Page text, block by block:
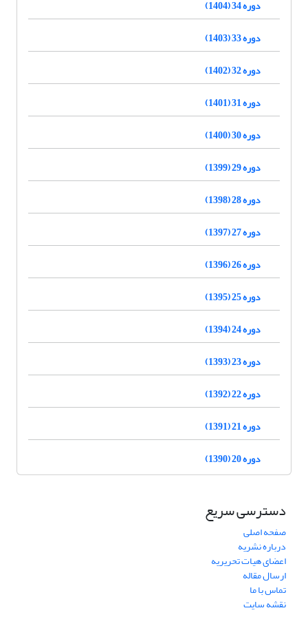
دوره 34 (1404)
دوره 33 (1403)
دوره 32 (1402)
دوره 31 (1401)
دوره 30 (1400)
دوره 29 (1399)
دوره 28 (1398)
دوره 27 (1397)
دوره 26 (1396)
دوره 25 (1395)
دوره 24 (1394)
دوره 23 (1393)
دوره 22 (1392)
دوره 21 (1391)
دوره 20 (1390)
دسترسی سریع
صفحه اصلی
درباره نشریه
اعضای هیات تحریریه
ارسال مقاله
تماس با ما
نقشه سایت